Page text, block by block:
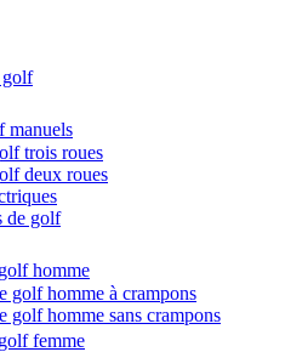
golf
manuels
trois roues
deux roues
de golf
homme
golf homme à crampons
golf homme sans crampons
femme